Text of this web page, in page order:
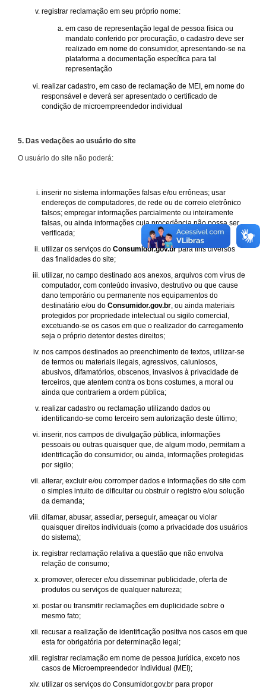
registrar reclamação em seu próprio nome:
em caso de representação legal de pessoa física ou
mandato conferido por procuração, o cadastro deve ser
realizado em nome do consumidor, apresentando-se na
plataforma a documentação específica para tal
representação
realizar cadastro, em caso de reclamação de MEI, em nome do
responsável e deverá ser apresentado o certificado de
condição de microempreendedor individual
5. Das vedações ao usuário do site
O usuário do site não poderá:
inserir no sistema informações falsas e/ou errôneas; usar
endereços de computadores, de rede ou de correio eletrônico
falsos; empregar informações parcialmente ou inteiramente
falsas, ou ainda informações cuja procedência não possa ser
verificada;
utilizar os serviços do Consumidor.gov.brpara fins diversos
das finalidades do site;
utilizar, no campo destinado aos anexos, arquivos com vírus de
computador, com conteúdo invasivo, destrutivo ou que cause
dano temporário ou permanente nos equipamentos do
destinatário e/ou do Consumidor.gov.br , ou ainda materiais
protegidos por propriedade intelectual ou sigilo comercial,
excetuando-se os casos em que o realizador do carregamento
seja o próprio detentor destes direitos;
nos campos destinados ao preenchimento de textos, utilizar-se
de termos ou materiais ilegais, agressivos, caluniosos,
abusivos, difamatórios, obscenos, invasivos à privacidade de
terceiros, que atentem contra os bons costumes, a moral ou
ainda que contrariem a ordem pública;
realizar cadastro ou reclamação utilizando dados ou
identificando-se como terceiro sem autorização deste último;
inserir, nos campos de divulgação pública, informações
pessoais ou outras quaisquer que, de algum modo, permitam a
identificação do consumidor, ou ainda, informações protegidas
por sigilo;
alterar, excluir e/ou corromper dados e informações do site com
o simples intuito de dificultar ou obstruir o registro e/ou solução
da demanda;
difamar, abusar, assediar, perseguir, ameaçar ou violar
quaisquer direitos individuais (como a privacidade dos usuários
do sistema);
registrar reclamação relativa a questão que não envolva
relação de consumo;
promover, oferecer e/ou disseminar publicidade, oferta de
produtos ou serviços de qualquer natureza;
postar ou transmitir reclamações em duplicidade sobre o
mesmo fato;
recusar a realização de identificação positiva nos casos em que
esta for obrigatória por determinação legal;
registrar reclamação em nome de pessoa jurídica, exceto nos
casos de Microempreendedor Individual (MEI);
utilizar os serviços do Consumidor.gov.br para propor